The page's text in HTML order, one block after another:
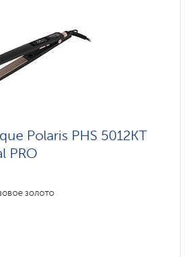
Polaris PHS 5012KT
PRO
золото